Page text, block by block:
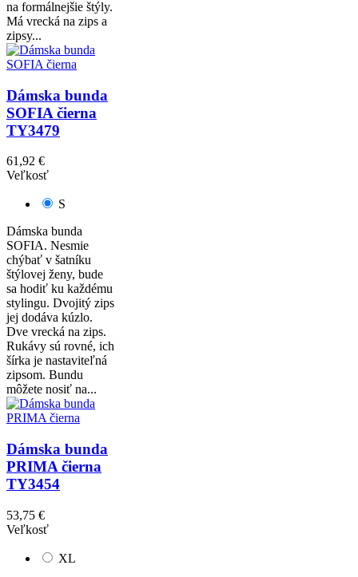
na formálnejšie štýly.
Má vrecká na zips a
zipsy...
Dámska bunda
SOFIA čierna
TY3479
61,92 €
Veľkosť
S
Dámska bunda
SOFIA. Nesmie
chýbať v šatníku
štýlovej ženy, bude
sa hodiť ku každému
stylingu. Dvojitý zips
jej dodáva kúzlo.
Dve vrecká na zips.
Rukávy sú rovné, ich
šírka je nastaviteľná
zipsom. Bundu
môžete nosiť na...
Dámska bunda
PRIMA čierna
TY3454
53,75 €
Veľkosť
XL